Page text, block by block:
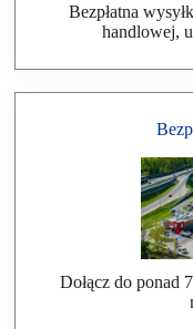
Bezpłatna
handlowej,
Dołącz do ponad